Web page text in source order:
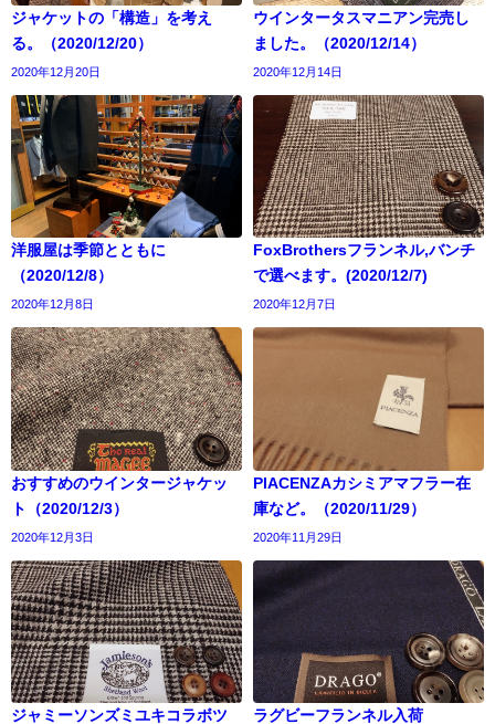
ジャケットの「構造」を考え
る。（2020/12/20）
2020年12月20日
ウインタータスマニアン完売し
ました。（2020/12/14）
2020年12月14日
洋服屋は季節とともに
（2020/12/8）
2020年12月8日
FoxBrothersフランネル,バンチ
で選べます。(2020/12/7)
2020年12月7日
おすすめのウインタージャケッ
ト（2020/12/3）
2020年12月3日
PIACENZAカシミアマフラー在
庫など。（2020/11/29）
2020年11月29日
ジャミーソンズミユキコラボツ
ラグビーフランネル入荷